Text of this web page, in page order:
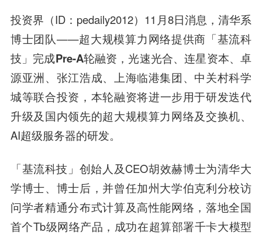
投资界（ID：pedaily2012）11月8日消息，清华系
博士团队——超大规模算力网络提供商「基流科
技」 完成Pre-A轮融资，光速光合、连星资本、卓
源亚洲、张江浩成、上海临港集团、中关村科学
城等联合投资 ， 本轮融资将进一步用于研发迭代
升级及国内领先的超大规模算力网络及交换机、
AI超级服务器的研发。
「基流科技」创始人及CEO胡效赫博士为清华大
学博士、博士后，并曾任加州大学伯克利分校访
问学者精通分布式计算及高性能网络，落地全国
首个Tb级网络产品，成功在超算部署千卡大模型